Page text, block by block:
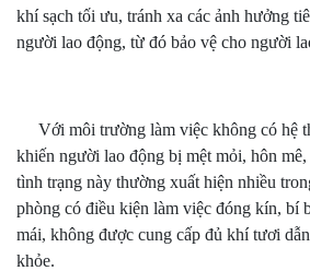
khí sạch tối ưu, tránh xa các ảnh hưởng
người lao động, từ đó bảo vệ cho người
Với môi trường làm việc không có hệ
khiến người lao động bị mệt mỏi, hôn
tình trạng này thường xuất hiện nhiều
phòng có điều kiện làm việc đóng kín, bí
mái, không được cung cấp đủ khí tươi
khỏe.